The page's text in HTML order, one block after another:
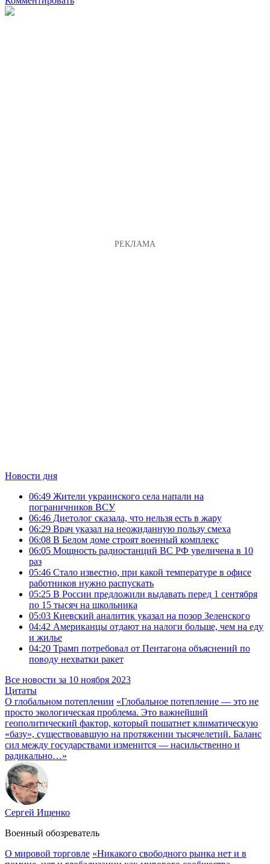
Новости дня
06:49 Жители украинского села напали на
пограничников ВСУ
06:46 Диетолог сказала, что нельзя есть в жару
06:29 Врач указал на неожиданную пользу смеха
06:08 В Белом доме строят военный комплекс
06:05 Мощность радиостанций ВС РФ увеличена в 10
раз
05:46 Стало известно, при какой температуре в офисе
работников нужно распускать
05:25 В России предложили выдавать перед 1 сентября
по 15 тысяч на школьника
05:03 Киевский аналитик указал на позор Зеленского
04:42 Американцы отдают на налоги больше, чем на еду
и жилье
04:20 Трамп потребовал от Пентагона объяснений по
поводу нехватки ракет
Все новости за 10 ноября 2023
Цитаты
О глобальном потеплении «Глобальное потепление — это не
просто экологическая проблема. Это важнейший
геополитический фактор, который пошатнет климатическую
«базу», существовавшую на протяжении тысячелетий. Баланс
сил между государствами изменится — насильственно и
радикально…»
Сергей Ищенко
Военный обозреватель
О мировой торговле «Никакого свободного рынка нет и в